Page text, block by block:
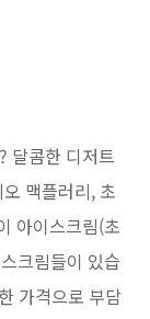
달콤한 디저트
맥플러리, 초
아이스크림(초
크림들이 있습
가격으로 부담